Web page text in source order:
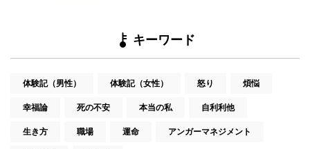
キーワード
体験記（男性） 体験記（女性） 怒り 煩悩
幸福論 死の不安 本当の私 自利利他
生き方 職場 運命 アンガーマネジメント